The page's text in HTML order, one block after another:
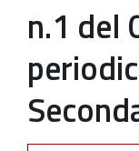
n.1 del